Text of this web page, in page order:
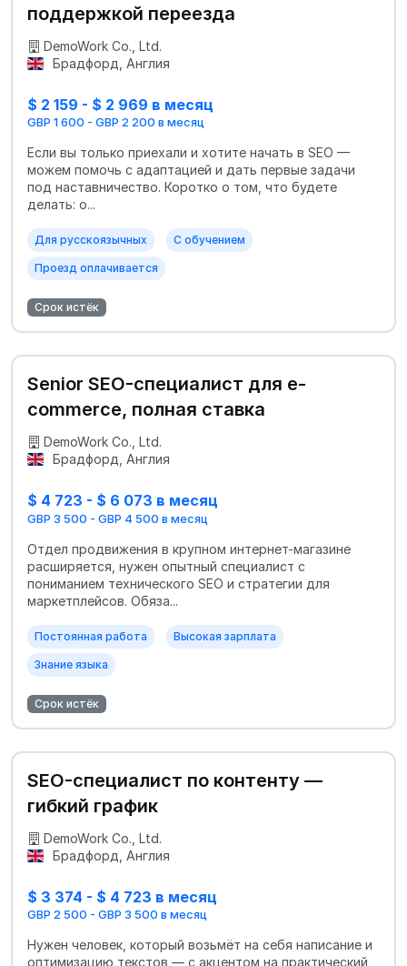
поддержкой переезда
DemoWork Co., Ltd.
Брадфорд, Англия
$ 2 159 - $ 2 969 в месяц
GBP 1 600 - GBP 2 200 в месяц
Если вы только приехали и хотите начать в SEO —
можем помочь с адаптацией и дать первые задачи
под наставничество. Коротко о том, что будете
делать: о...
Для русскоязычных С обучением
Проезд оплачивается
Срок истёк
Senior SEO-специалист для e-
commerce, полная ставка
DemoWork Co., Ltd.
Брадфорд, Англия
$ 4 723 - $ 6 073 в месяц
GBP 3 500 - GBP 4 500 в месяц
Отдел продвижения в крупном интернет-магазине
расширяется, нужен опытный специалист с
пониманием технического SEO и стратегии для
маркетплейсов. Обяза...
Постоянная работа Высокая зарплата
Знание языка
Срок истёк
SEO-специалист по контенту —
гибкий график
DemoWork Co., Ltd.
Брадфорд, Англия
$ 3 374 - $ 4 723 в месяц
GBP 2 500 - GBP 3 500 в месяц
Нужен человек, который возьмёт на себя написание и
оптимизацию текстов — с акцентом на практический